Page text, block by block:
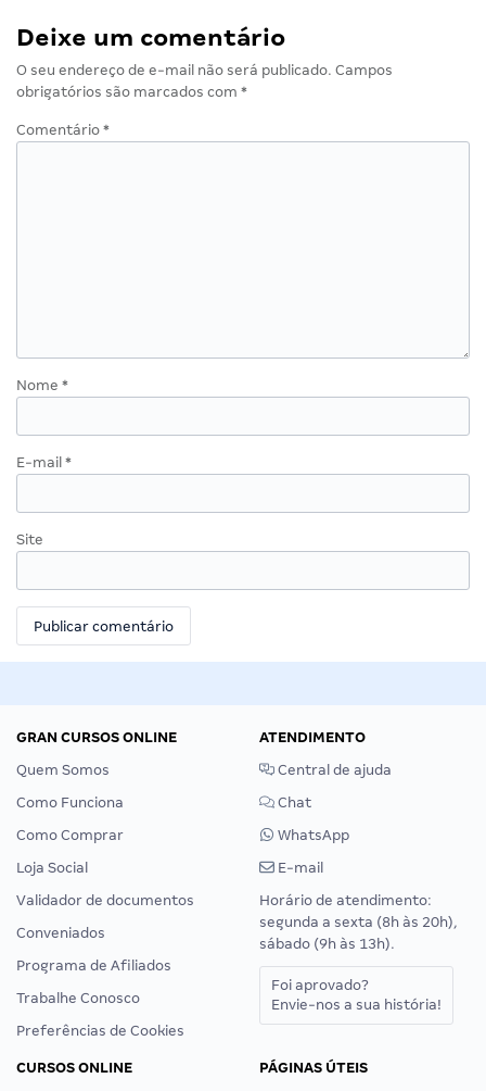
Deixe um comentário
O seu endereço de e-mail não será publicado. Campos
obrigatórios são marcados com *
Comentário *
Nome *
E-mail *
Site
GRAN CURSOS ONLINE
Quem Somos
Como Funciona
Como Comprar
Loja Social
Validador de documentos
Conveniados
Programa de Afiliados
Trabalhe Conosco
Preferências de Cookies
ATENDIMENTO
Central de ajuda
Chat
WhatsApp
E-mail
Horário de atendimento:
segunda a sexta (8h às 20h),
sábado (9h às 13h).
Foi aprovado?
Envie-nos a sua história!
CURSOS ONLINE
PÁGINAS ÚTEIS